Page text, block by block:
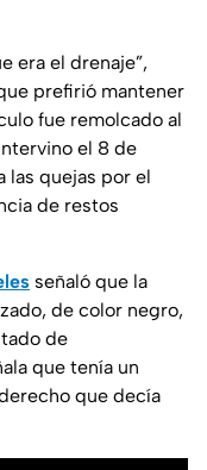
era el drenaje”,
prefirió mantener
fue remolcado al
el 8 de
las quejas por el
de restos
señaló que la
de color negro,
de
que tenía un
que decía